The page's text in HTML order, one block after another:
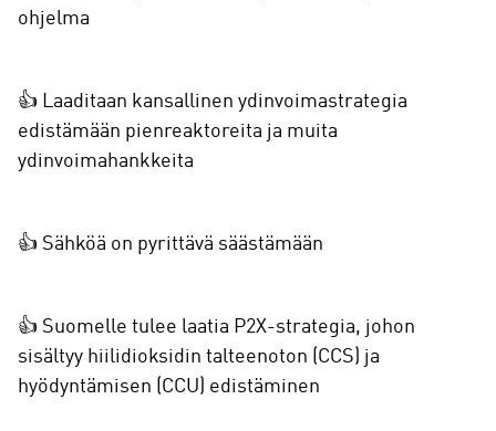
ohjelma
👍 Laaditaan kansallinen ydinvoimastrategia
edistämään pienreaktoreita ja muita
ydinvoimahankkeita
👍 Sähköä on pyrittävä säästämään
👍 Suomelle tulee laatia P2X-strategia, johon
sisältyy hiilidioksidin talteenoton (CCS) ja
hyödyntämisen (CCU) edistäminen